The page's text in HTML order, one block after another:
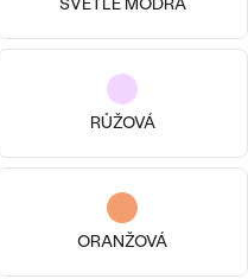
RŮŽOVÁ
ORANŽOVÁ
Stříbro, Morganit